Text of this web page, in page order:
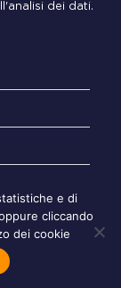
dei dati.
e di
cliccando
dei cookie